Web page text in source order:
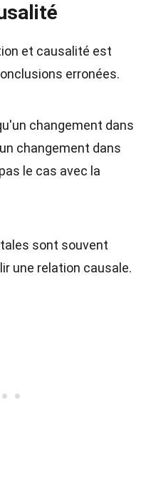
et causalité est
erronées.
changement dans
changement dans
le cas avec la
sont souvent
une relation causale.